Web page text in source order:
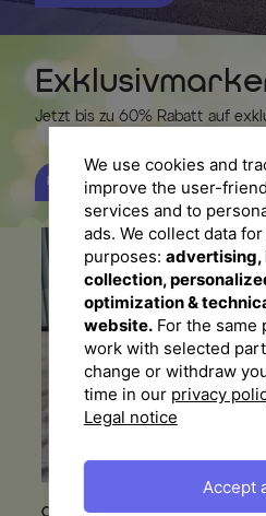
Jetzt bis zu 60% Rabatt auf
HIER STÖBERN
OUTFLEXXWillis Ecklounge, silber, Aluminium/Polyester, 5
We use cookies and
improve the user-
services and to
ads. We collect data
purposes: advertising,
collection,
optimization &
website.For the same
work with selected
change or withdraw
time in our privacy
Legal notice
Accept